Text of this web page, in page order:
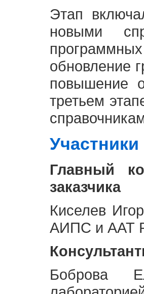
Этап
новыми
обновление
повышение
третьем
Участники
Главный
заказчика
Киселев
АИПС и ААТ
Боброва